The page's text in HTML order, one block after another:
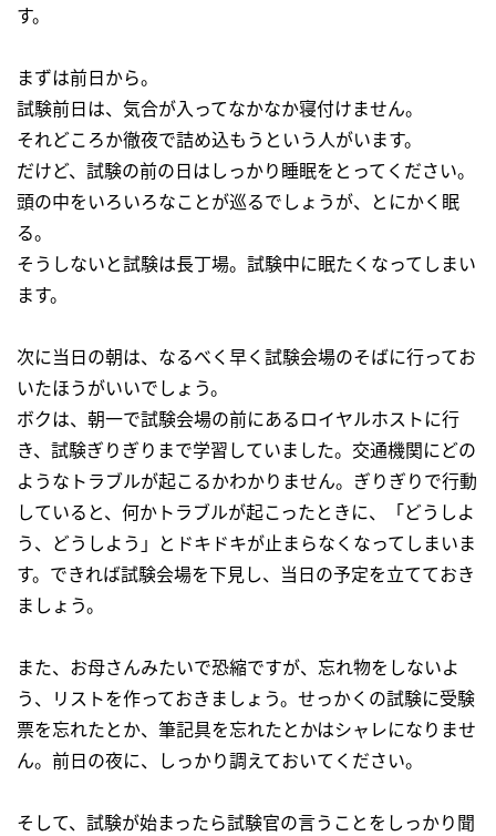
す。
まずは前日から。
試験前日は、気合が入ってなかなか寝付けません。
それどころか徹夜で詰め込もうという人がいます。
だけど、試験の前の日はしっかり睡眠をとってください。
頭の中をいろいろなことが巡るでしょうが、とにかく眠
る。
そうしないと試験は長丁場。試験中に眠たくなってしまい
ます。
次に当日の朝は、なるべく早く試験会場のそばに行ってお
いたほうがいいでしょう。
ボクは、朝一で試験会場の前にあるロイヤルホストに行
き、試験ぎりぎりまで学習していました。交通機関にどの
ようなトラブルが起こるかわかりません。ぎりぎりで行動
していると、何かトラブルが起こったときに、「どうしよ
う、どうしよう」とドキドキが止まらなくなってしまいま
す。できれば試験会場を下見し、当日の予定を立てておき
ましょう。
また、お母さんみたいで恐縮ですが、忘れ物をしないよ
う、リストを作っておきましょう。せっかくの試験に受験
票を忘れたとか、筆記具を忘れたとかはシャレになりませ
ん。前日の夜に、しっかり調えておいてください。
そして、試験が始まったら試験官の言うことをしっかり聞